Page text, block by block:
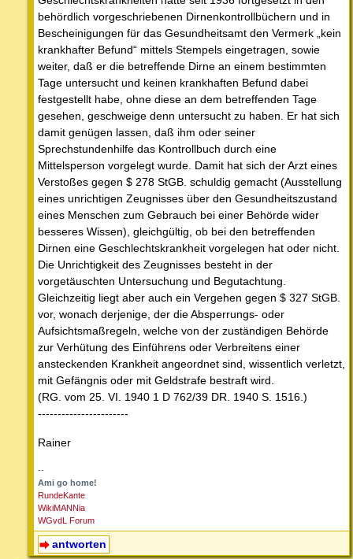
behördlich vorgeschriebenen Dirnenkontrollbüchern und in
Bescheinigungen für das Gesundheitsamt den Vermerk „kein
krankhafter Befund“ mittels Stempels eingetragen, sowie
weiter, daß er die betreffende Dirne an einem bestimmten
Tage untersucht und keinen krankhaften Befund dabei
festgestellt habe, ohne diese an dem betreffenden Tage
gesehen, geschweige denn untersucht zu haben. Er hat sich
damit genügen lassen, daß ihm oder seiner
Sprechstundenhilfe das Kontrollbuch durch eine
Mittelsperson vorgelegt wurde. Damit hat sich der Arzt eines
Verstoßes gegen $ 278 StGB. schuldig gemacht (Ausstellung
eines unrichtigen Zeugnisses über den Gesundheitszustand
eines Menschen zum Gebrauch bei einer Behörde wider
besseres Wissen), gleichgültig, ob bei den betreffenden
Dirnen eine Geschlechtskrankheit vorgelegen hat oder nicht.
Die Unrichtigkeit des Zeugnisses besteht in der
vorgetäuschten Untersuchung und Begutachtung.
Gleichzeitig liegt aber auch ein Vergehen gegen $ 327 StGB.
vor, wonach derjenige, der die Absperrungs- oder
Aufsichtsmaßregeln, welche von der zuständigen Behörde
zur Verhütung des Einführens oder Verbreitens einer
ansteckenden Krankheit angeordnet sind, wissentlich verletzt,
mit Gefängnis oder mit Geldstrafe bestraft wird.
(RG. vom 25. VI. 1940 1 D 762/39 DR. 1940 S. 1516.)
-----------------------
Rainer
--
Ami go home!
RundeKante
WikiMANNia
WGvdL Forum
antworten